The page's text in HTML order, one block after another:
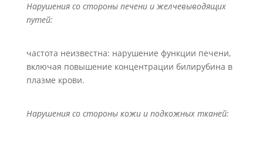
Нарушения со стороны печени и желчевыводящих
путей:
частота неизвестна: нарушение функции печени,
включая повышение концентрации билирубина в
плазме крови.
Нарушения со стороны кожи и подкожных тканей: